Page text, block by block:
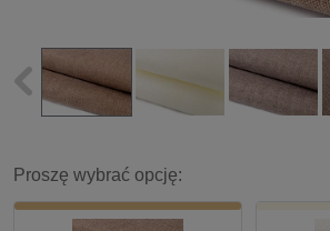
Proszę wybrać opcję: